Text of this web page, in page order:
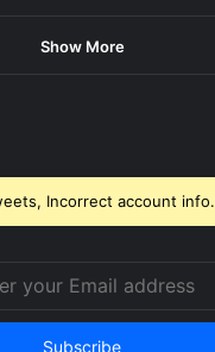
Show More
Incorrect account info.